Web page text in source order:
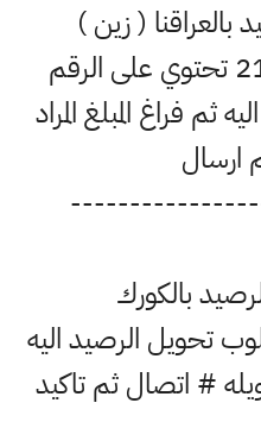
( زين )
ارسالة رسالة الى 21112 تحتوي على الرقم
ثم فراغ المبلغ المراد
ارسال
بالكورك
المطلوب تحويل الرصيد اليه
# اتصال ثم تاكيد